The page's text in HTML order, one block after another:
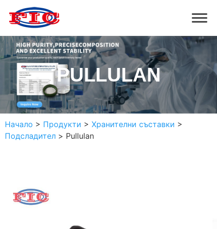
PULLULAN
Начало > Продукти > Хранителни съставки >
Подсладител > Pullulan